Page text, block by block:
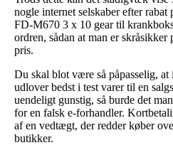
nogle internet selskaber efter
FD-M670 3 x 10 gear til
ordren, sådan at man er skråsikker
pris.
Du skal blot være så påpasselig,
udlover bedst i test varer til en
uendeligt gunstig, så burde det
for en falsk e-forhandler.
af en vedtægt, der redder køber
butikker.